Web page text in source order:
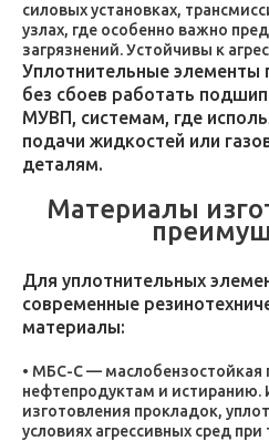
силовых установках,
узлах, где особенно важно
загрязнений. Устойчивы к
Уплотнительные элементы
без сбоев работать
МУВП, системам, где
подачи жидкостей или
деталям.
Материалы
Для уплотнительных
современные
материалы:
МБС-С — маслобензостойкая
нефтепродуктам и истиранию.
изготовления прокладок,
условиях агрессивных сред